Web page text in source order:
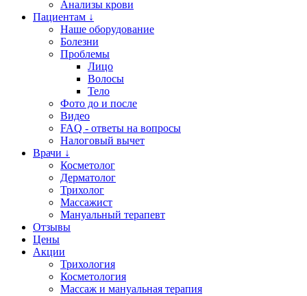
Анализы крови
Пациентам ↓
Наше оборудование
Болезни
Проблемы
Лицо
Волосы
Тело
Фото до и после
Видео
FAQ - ответы на вопросы
Налоговый вычет
Врачи ↓
Косметолог
Дерматолог
Трихолог
Массажист
Мануальный терапевт
Отзывы
Цены
Акции
Трихология
Косметология
Массаж и мануальная терапия